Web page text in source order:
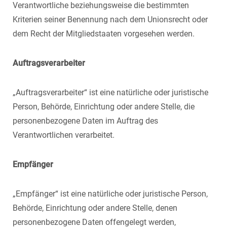
Verantwortliche beziehungsweise die bestimmten
Kriterien seiner Benennung nach dem Unionsrecht oder
dem Recht der Mitgliedstaaten vorgesehen werden.
Auftragsverarbeiter
„Auftragsverarbeiter“ ist eine natürliche oder juristische
Person, Behörde, Einrichtung oder andere Stelle, die
personenbezogene Daten im Auftrag des
Verantwortlichen verarbeitet.
Empfänger
„Empfänger“ ist eine natürliche oder juristische Person,
Behörde, Einrichtung oder andere Stelle, denen
personenbezogene Daten offengelegt werden,